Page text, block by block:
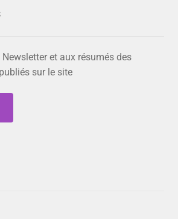
et aux résumés des
sur le site